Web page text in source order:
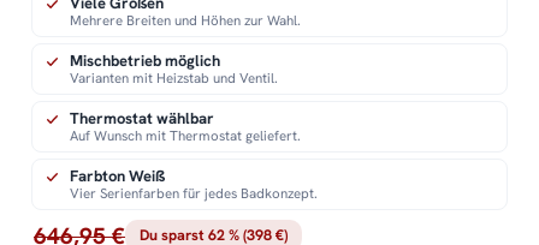
646,95 € Du sparst 62 % (398 €)
Mehrere Breiten und Höhen zur Wahl.
Mischbetrieb möglich
Varianten mit Heizstab und Ventil.
Thermostat wählbar
Auf Wunsch mit Thermostat geliefert.
Farbton Weiß
Vier Serienfarben für jedes Badkonzept.